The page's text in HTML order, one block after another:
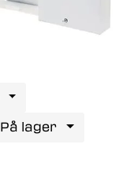
På lager